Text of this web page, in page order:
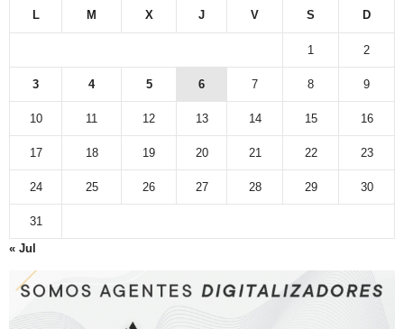
L M X J V S D
1 2
3 4 5 6 7 8 9
10 11 12 13 14 15 16
17 18 19 20 21 22 23
24 25 26 27 28 29 30
31
« Jul